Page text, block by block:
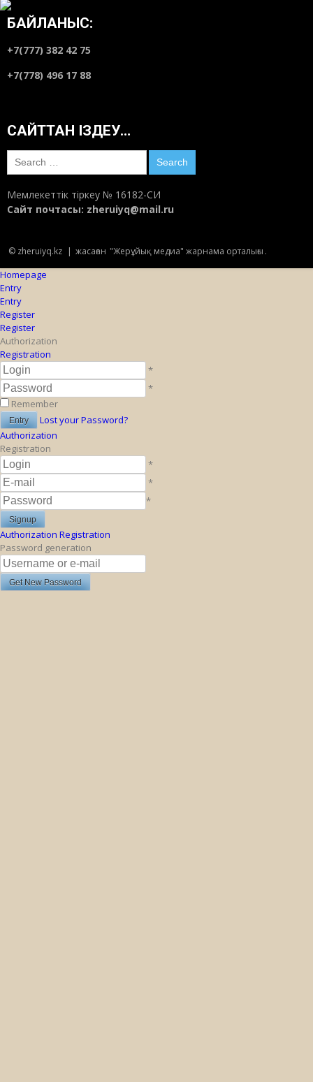
БАЙЛАНЫС:
+7(777) 382 42 75
+7(778) 496 17 88
САЙТТАН ІЗДЕУ…
Search
for:
Мемлекеттік тіркеу № 16182-СИ
Сайт почтасы: zheruiyq@mail.ru
© zheruiyq.kz | жасаған "Жерұйық медиа" жарнама орталығы .
Homepage
Entry
Entry
Register
Register
Authorization
Registration
*
*
Remember
Lost your Password?
Authorization
Registration
*
*
*
Authorization Registration
Password generation